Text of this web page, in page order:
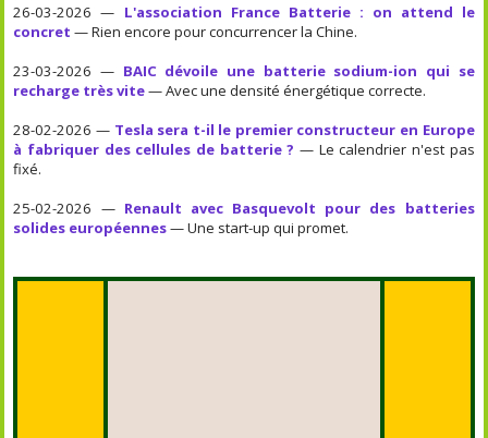
26-03-2026 — L'association France Batterie : on attend le
concret — Rien encore pour concurrencer la Chine.
23-03-2026 — BAIC dévoile une batterie sodium-ion qui se
recharge très vite— Avec une densité énergétique correcte.
28-02-2026 — Tesla sera t-il le premier constructeur en Europe
à fabriquer des cellules de batterie ? — Le calendrier n'est pas
fixé.
25-02-2026 — Renault avec Basquevolt pour des batteries
solides européennes— Une start-up qui promet.